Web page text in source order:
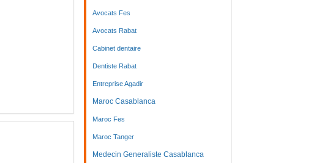
Avocats Fes
Avocats Rabat
Cabinet dentaire
Dentiste Rabat
Entreprise Agadir
Maroc Casablanca
Maroc Fes
Maroc Tanger
Medecin Generaliste Casablanca